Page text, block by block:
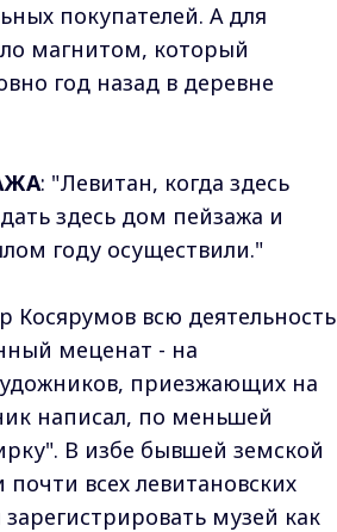
покупателей. А для
магнитом, который
год назад в деревне
: "Левитан, когда здесь
здесь дом пейзажа и
году осуществили."
всю деятельность
меценат - на
приезжающих на
написал, по меньшей
В избе бывшей земской
всех левитановских
музей как